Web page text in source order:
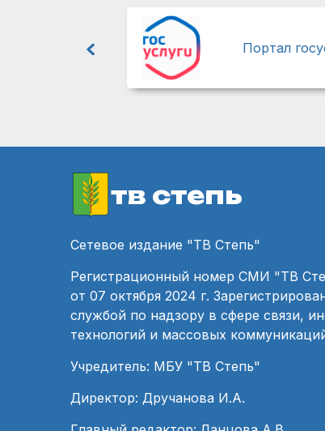
Портал
тв степь
Сетевое издание "ТВ Степь"
Регистрационный номер СМИ "ТВ
от 07 октября 2024 г.
службой по надзору в сфере связи,
технологий и массовых
Учредитель: МБУ "ТВ Степь"
Директор: Дручанова И.А.